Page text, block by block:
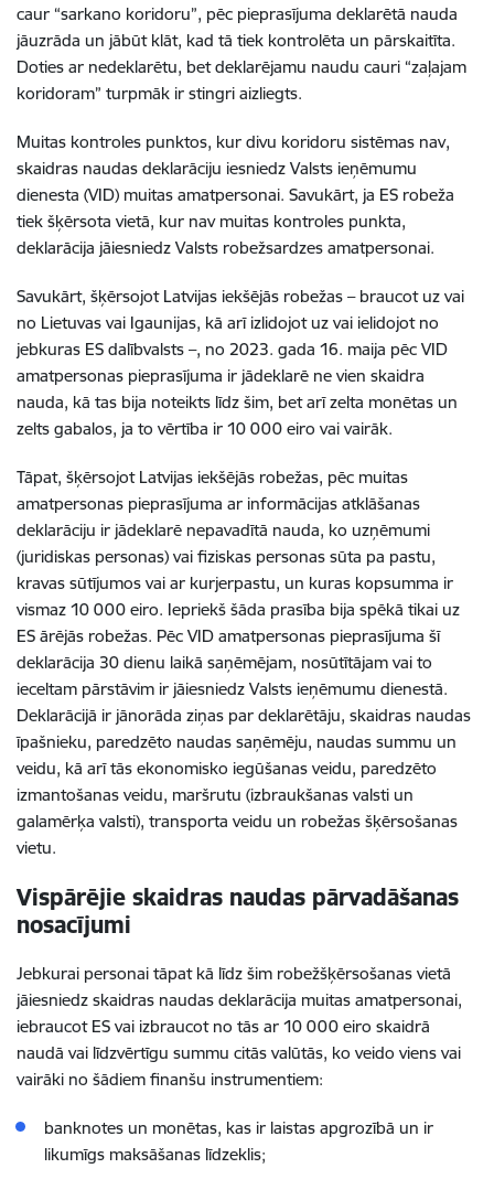
caur “sarkano koridoru”, pēc pieprasījuma deklarētā nauda
jāuzrāda un jābūt klāt, kad tā tiek kontrolēta un pārskaitīta.
Doties ar nedeklarētu, bet deklarējamu naudu cauri “zaļajam
koridoram” turpmāk ir stingri aizliegts.
Muitas kontroles punktos, kur divu koridoru sistēmas nav,
skaidras naudas deklarāciju iesniedz Valsts ieņēmumu
dienesta (VID) muitas amatpersonai. Savukārt, ja ES robeža
tiek šķērsota vietā, kur nav muitas kontroles punkta,
deklarācija jāiesniedz Valsts robežsardzes amatpersonai.
Savukārt, šķērsojot Latvijas iekšējās robežas – braucot uz vai
no Lietuvas vai Igaunijas, kā arī izlidojot uz vai ielidojot no
jebkuras ES dalībvalsts –, no 2023. gada 16. maija pēc VID
amatpersonas pieprasījuma ir jādeklarē ne vien skaidra
nauda, kā tas bija noteikts līdz šim, bet arī zelta monētas un
zelts gabalos, ja to vērtība ir 10 000 eiro vai vairāk.
Tāpat, šķērsojot Latvijas iekšējās robežas, pēc muitas
amatpersonas pieprasījuma ar informācijas atklāšanas
deklarāciju ir jādeklarē nepavadītā nauda, ko uzņēmumi
(juridiskas personas) vai fiziskas personas sūta pa pastu,
kravas sūtījumos vai ar kurjerpastu, un kuras kopsumma ir
vismaz 10 000 eiro. Iepriekš šāda prasība bija spēkā tikai uz
ES ārējās robežas. Pēc VID amatpersonas pieprasījuma šī
deklarācija 30 dienu laikā saņēmējam, nosūtītājam vai to
ieceltam pārstāvim ir jāiesniedz Valsts ieņēmumu dienestā.
Deklarācijā ir jānorāda ziņas par deklarētāju, skaidras naudas
īpašnieku, paredzēto naudas saņēmēju, naudas summu un
veidu, kā arī tās ekonomisko iegūšanas veidu, paredzēto
izmantošanas veidu, maršrutu (izbraukšanas valsti un
galamērķa valsti), transporta veidu un robežas šķērsošanas
vietu.
Vispārējie skaidras naudas pārvadāšanas
nosacījumi
Jebkurai personai tāpat kā līdz šim robežšķērsošanas vietā
jāiesniedz skaidras naudas deklarācija muitas amatpersonai,
iebraucot ES vai izbraucot no tās ar 10 000 eiro skaidrā
naudā vai līdzvērtīgu summu citās valūtās, ko veido viens vai
vairāki no šādiem finanšu instrumentiem:
banknotes un monētas, kas ir laistas apgrozībā un ir
likumīgs maksāšanas līdzeklis;